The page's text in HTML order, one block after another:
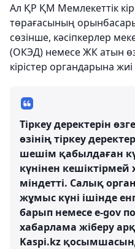
Ал ҚР ҚМ Мемлекеттік
төрағасының
сөзінше, кәсіпкерлер
(ОКЭД) немесе ЖК атын
кірістер органдарына жиі
Тіркеу деректерін
өзінің тіркеу
шешім қабылдаған
күнінен кешіктірмей
міндетті. Салық
жұмыс күні ішінде
барып немесе e-gov
хабарлама жіберу
Kaspi.kz